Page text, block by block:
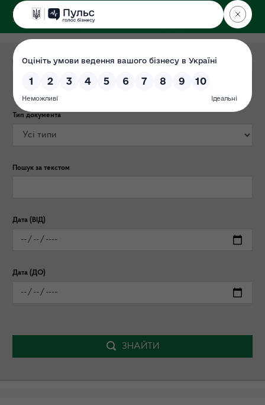
ДЕРЖЕКОІНСПЕКЦІЯ
Категорія публікації
Тип документа
Пошук за текстом
Дата (ВІД)
Дата (ДО)
ЗНАЙТИ